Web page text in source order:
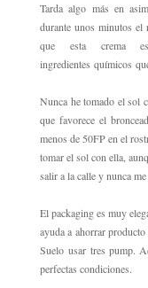
Tarda algo más en
durante unos minutos el
que esta crema
ingredientes químicos
Nunca he tomado el sol
que favorece el
menos de 50FP en el
tomar el sol con ella,
salir a la calle y nunca
El packaging es muy
ayuda a ahorrar producto
Suelo usar tres pump.
perfectas condiciones.